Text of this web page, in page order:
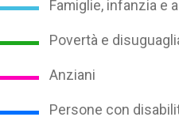
Famiglie, infanzia e
Povertà e
Anziani
Persone con